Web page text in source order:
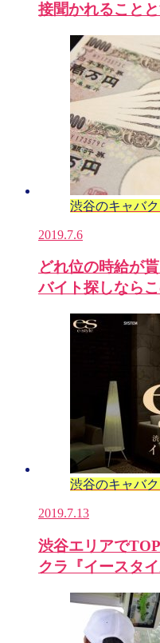
接聞かれること
渋谷のキャバ
2019.7.6
どれ位の時給が
バイト探しなら
渋谷のキャバ
2019.7.13
渋谷エリアで
クラ『イースタイ